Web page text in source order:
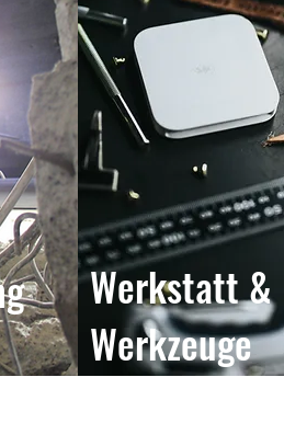
Werkstatt &
Werkzeuge